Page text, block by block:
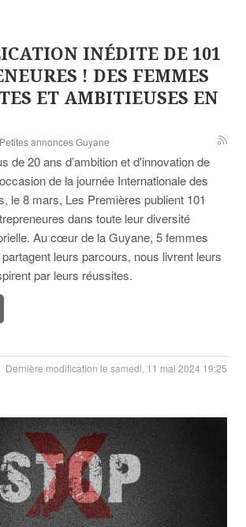
INÉDITE DE 101
! DES FEMMES
ET AMBITIEUSES EN
Petites annonces Guyane
de 20 ans d’ambition et d'innovation de
de la journée Internationale des
le 8 mars, Les Premières publient 101
dans toute leur diversité
Au cœur de la Guyane, 5 femmes
leurs parcours, nous livrent leurs
par leurs réussites.
Dernière modification le samedi, 11 mai 2024 19:25